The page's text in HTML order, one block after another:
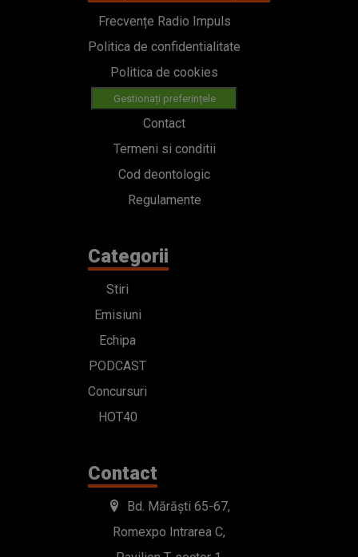
Frecvențe Radio Impuls
Politica de confidentialitate
Politica de cookies
Gestionați preferințele
Contact
Termeni si conditii
Cod deontologic
Regulamente
Categorii
Stiri
Emisiuni
Echipa
PODCAST
Concursuri
HOT40
Contact
Bd. Mărăști 65-67,
Romexpo Intrarea C,